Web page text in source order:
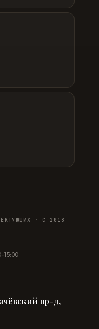
· С 2018
пр-д,